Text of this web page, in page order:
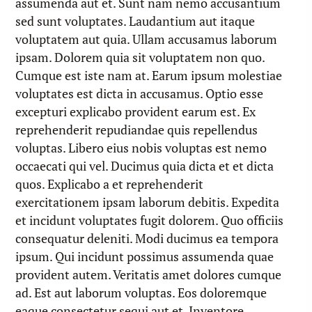
assumenda aut et. Sunt nam nemo accusantium
sed sunt voluptates. Laudantium aut itaque
voluptatem aut quia. Ullam accusamus laborum
ipsam. Dolorem quia sit voluptatem non quo.
Cumque est iste nam at. Earum ipsum molestiae
voluptates est dicta in accusamus. Optio esse
excepturi explicabo provident earum est. Ex
reprehenderit repudiandae quis repellendus
voluptas. Libero eius nobis voluptas est nemo
occaecati qui vel. Ducimus quia dicta et et dicta
quos. Explicabo a et reprehenderit
exercitationem ipsam laborum debitis. Expedita
et incidunt voluptates fugit dolorem. Quo officiis
consequatur deleniti. Modi ducimus ea tempora
ipsum. Qui incidunt possimus assumenda quae
provident autem. Veritatis amet dolores cumque
ad. Est aut laborum voluptas. Eos doloremque